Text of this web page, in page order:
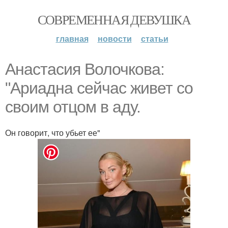
СОВРЕМЕННАЯ ДЕВУШКА
главная новости статьи
Анастасия Волочкова:
"Ариадна сейчас живет со
своим отцом в аду.
Он говорит, что убьет ее"